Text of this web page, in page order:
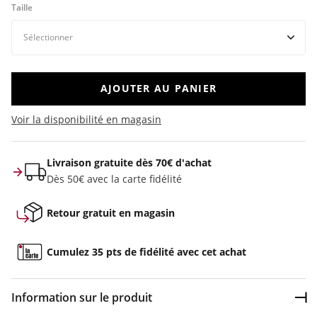
Taille
AJOUTER AU PANIER
Voir la disponibilité en magasin
Livraison gratuite dès 70€ d'achat
Dès 50€ avec la carte fidélité
Retour gratuit en magasin
Cumulez 35 pts de fidélité avec cet achat
Information sur le produit